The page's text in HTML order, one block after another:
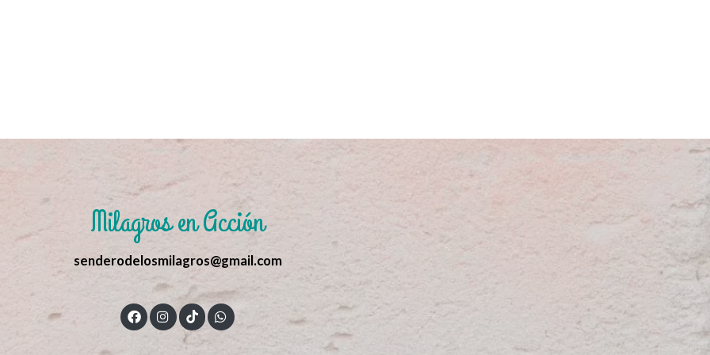
Milagros en Acción
senderodelosmilagros@gmail.com